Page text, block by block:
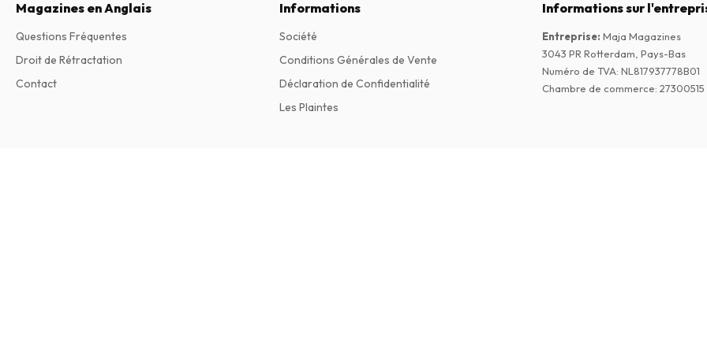
Magazines en Anglais
Questions Fréquentes
Droit de Rétractation
Contact
Informations
Société
Conditions Générales de Vente
Déclaration de Confidentialité
Les Plaintes
Informations sur
Entreprise: Maja Magazines
3043 PR Rotterdam, Pays-Bas
Numéro de TVA: NL817937778B01
Chambre de commerce: 27300515